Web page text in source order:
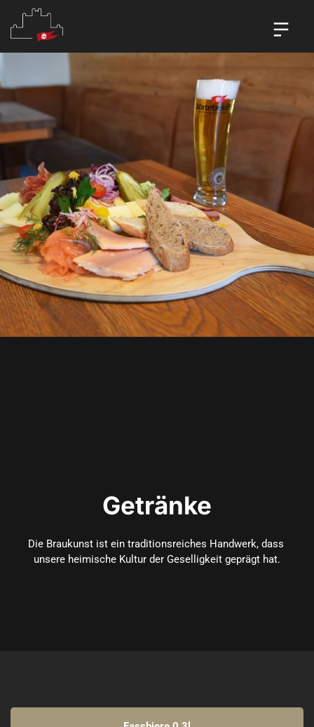
Getränke
Die Braukunst ist ein traditionsreiches Handwerk, dass
unsere heimische Kultur der Geselligkeit geprägt hat.